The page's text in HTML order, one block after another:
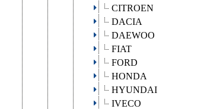
CITROEN
DACIA
DAEWOO
FIAT
FORD
HONDA
HYUNDAI
IVECO